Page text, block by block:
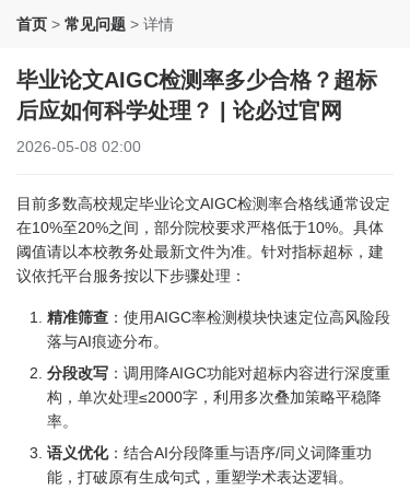
首页 > 常见问题 > 详情
毕业论文AIGC检测率多少合格？超标
后应如何科学处理？ | 论必过官网
2026-05-08 02:00
目前多数高校规定毕业论文AIGC检测率合格线通常设定
在10%至20%之间，部分院校要求严格低于10%。具体
阈值请以本校教务处最新文件为准。针对指标超标，建
议依托平台服务按以下步骤处理：
精准筛查 ：使用AIGC率检测模块快速定位高风险段
落与AI痕迹分布。
分段改写 ：调用降AIGC功能对超标内容进行深度重
构，单次处理≤2000字，利用多次叠加策略平稳降
率。
语义优化：结合AI分段降重与语序/同义词降重功
能，打破原有生成句式，重塑学术表达逻辑。